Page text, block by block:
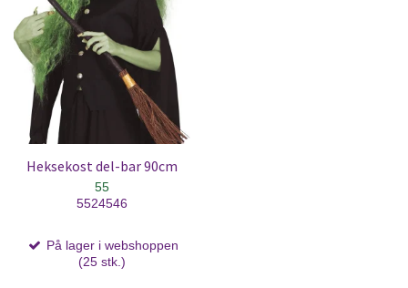
Heksekost del-bar 90cm
55
5524546
På lager i webshoppen
(25 stk.)